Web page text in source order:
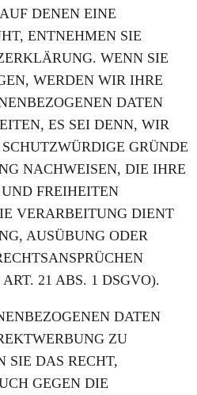
DENEN EINE
ENTNEHMEN SIE
WENN SIE
WERDEN WIR IHRE
DATEN
ES SEI DENN, WIR
GRÜNDE
NACHWEISEN, DIE IHRE
FREIHEITEN
VERARBEITUNG DIENT
AUSÜBUNG ODER
21 ABS. 1 DSGVO).
DATEN
ZU
SIE DAS RECHT,
GEGEN DIE